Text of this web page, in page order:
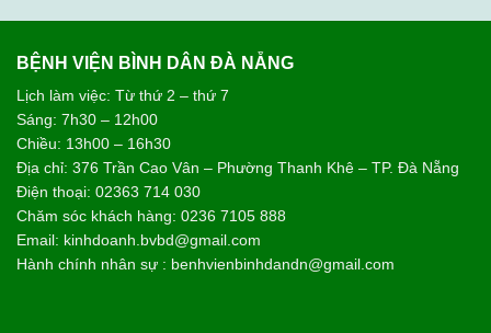
BỆNH VIỆN BÌNH DÂN ĐÀ NẴNG
Lịch làm việc: Từ thứ 2 – thứ 7
Sáng: 7h30 – 12h00
Chiều: 13h00 – 16h30
Địa chỉ: 376 Trần Cao Vân – Phường Thanh Khê – TP. Đà Nẵng
Điện thoại: 02363 714 030
Chăm sóc khách hàng: 0236 7105 888
Email: kinhdoanh.bvbd@gmail.com
Hành chính nhân sự : benhvienbinhdandn@gmail.com